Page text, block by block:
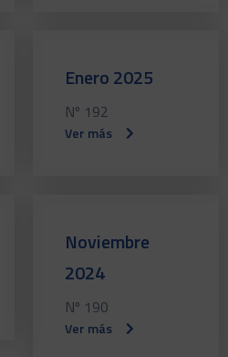
Enero 2025
Nº 192
Ver más
Noviembre
2024
Nº 190
Ver más